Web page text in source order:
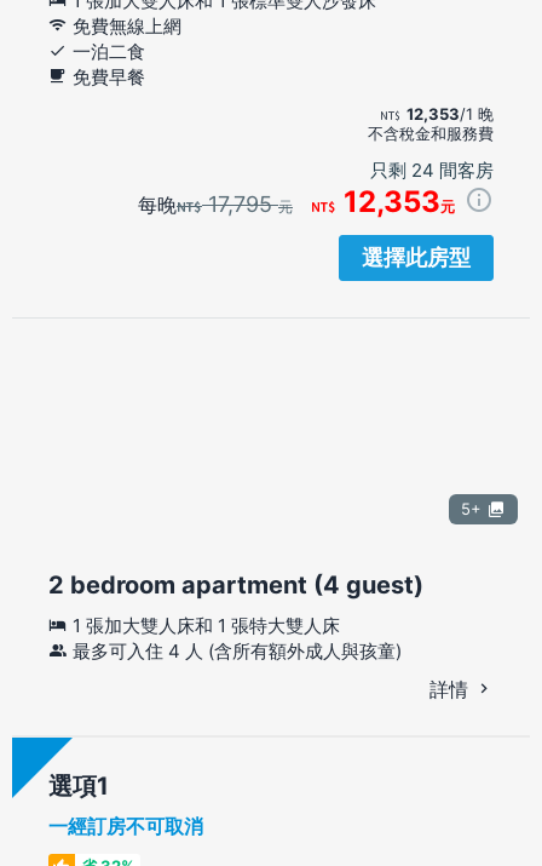
免費無線上網
一泊二食
免費早餐
12,353/1 晚
不含稅金和服務費
只剩 24 間客房
每晚 17,795元 12,353元
選擇此房型
5+
2 bedroom apartment (4 guest)
1 張加大雙人床和 1 張特大雙人床
最多可入住 4 人 (含所有額外成人與孩童)
詳情
選項
一經訂房不可取消